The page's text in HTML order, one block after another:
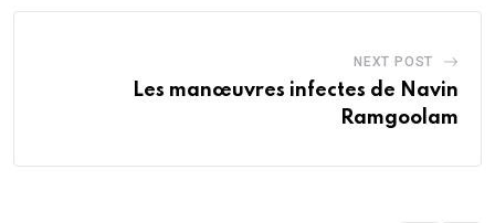
NEXT POST
Les manœuvres infectes de Navin
Ramgoolam